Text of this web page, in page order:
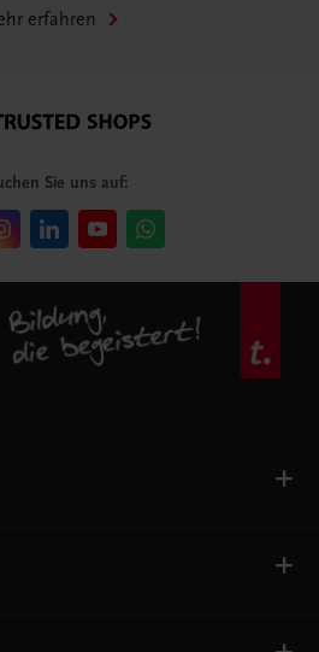
erfahren
Sie uns auf: